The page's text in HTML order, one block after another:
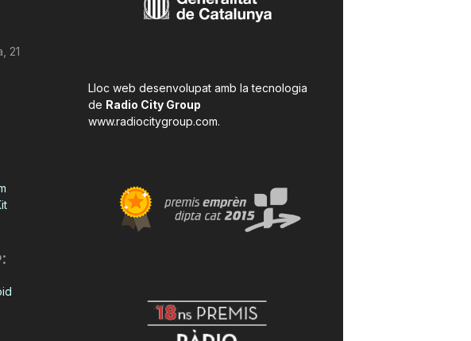
21
Lloc web desenvolupat amb la tecnologia
de Radio City Group
www.radiocitygroup.com.